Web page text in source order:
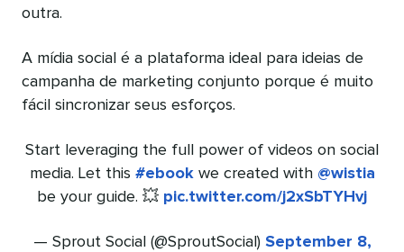
outra.
A mídia social é a plataforma ideal para ideias de
campanha de marketing conjunto porque é muito
fácil sincronizar seus esforços.
Start leveraging the full power of videos on social
media. Let this #ebookwe created with @wistia
be your guide. 💥 pic.twitter.com/j2xSbTYHvj
— Sprout Social (@SproutSocial) September 8,